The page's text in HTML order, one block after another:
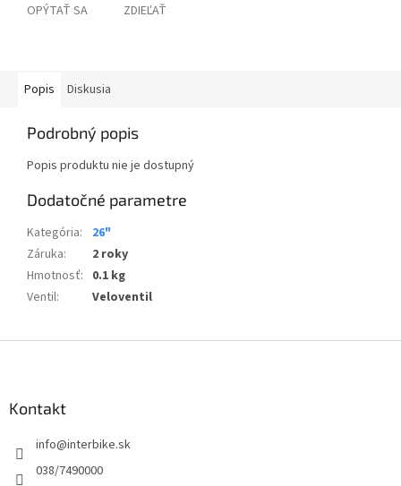
OPÝTAŤ SA ZDIEĽAŤ
Popis Diskusia
Podrobný popis
Popis produktu nie je dostupný
Dodatočné parametre
Kategória:
26"
Záruka:
2 roky
Hmotnosť: 0.1 kg
Ventil: Veloventil
Kontakt
info@interbike.sk
038/7490000